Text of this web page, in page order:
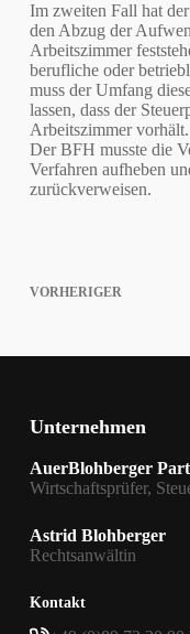
Im zweiten Fall hat
den Abzug der
Arbeitszimmer
berufliche oder
muss der Umfang
lassen, dass der
Arbeitszimmer
Der BFH musste die
Verfahren aufheben
zurückverweisen.
VORHERIGER
Unternehmen
AuerBlohberger
Wirtschaftsprüfer,
Astrid Blohberger
Rechtsanwältin
Kontakt